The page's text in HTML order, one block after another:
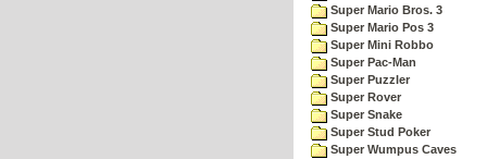
Super Mario Bros. 3
Super Mario Pos 3
Super Mini Robbo
Super Pac-Man
Super Puzzler
Super Rover
Super Snake
Super Stud Poker
Super Wumpus Caves